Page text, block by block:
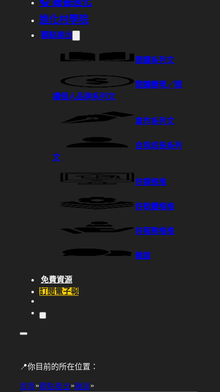
進化村學院
觀點產出
閱讀系列文
閱讀變現／閱
讀個人品牌系列文
寫作系列文
自我成長系列
文
好課推推
好軟體推推
好服務推推
雜談
免費資源
訂閱電子報
📍你目前的所在位置：
首頁»觀點產出»雜談»